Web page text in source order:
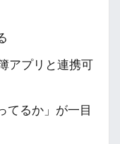
アプリと連携可
てるか」が一目